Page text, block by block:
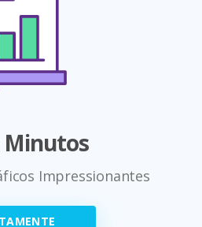
Minutos
Impressionantes